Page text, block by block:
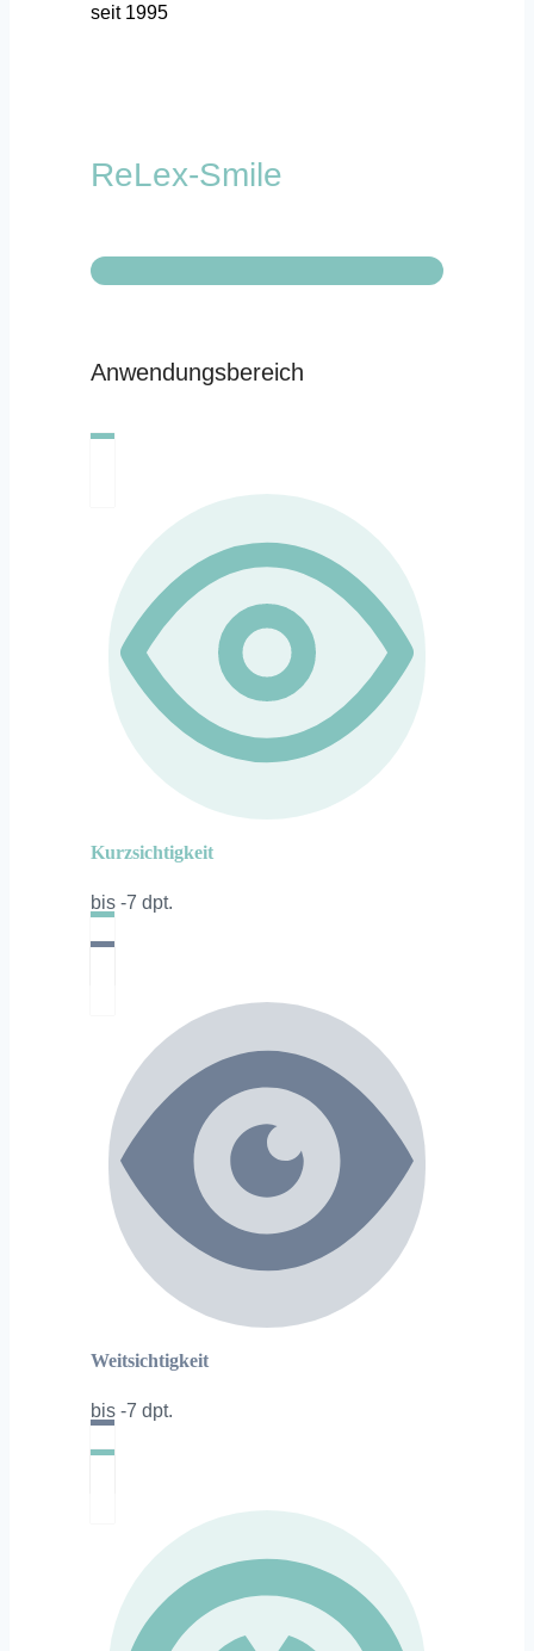
seit 1995
ReLex-Smile
Anwendungsbereich
Kurzsichtigkeit
bis -7 dpt.
Weitsichtigkeit
bis -7 dpt.